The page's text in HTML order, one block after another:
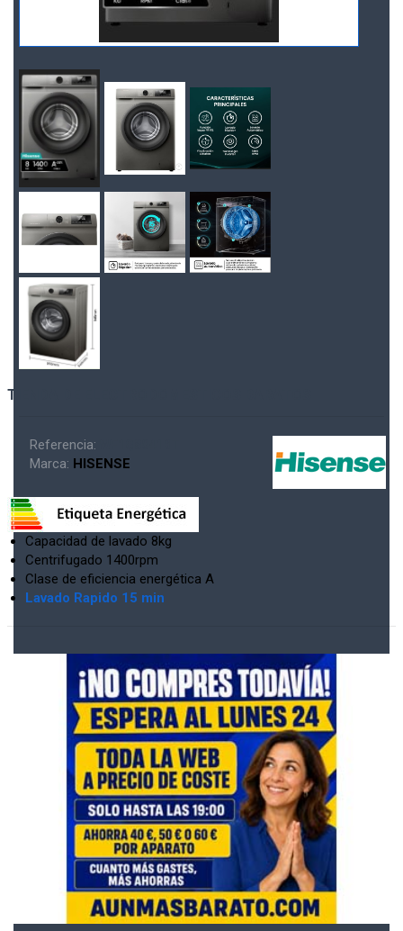
TIENDA DE ELECTRODOMESTICOS BARATOS
Referencia:
Marca: HISENSE
Capacidad de lavado 8kg
Centrifugado 1400rpm
Clase de eficiencia energética A
Lavado Rapido 15 min